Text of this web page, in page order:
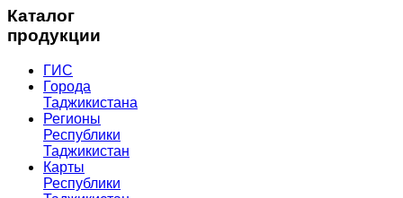
Каталог
продукции
ГИС
Города
Таджикистана
Регионы
Республики
Таджикистан
Карты
Республики